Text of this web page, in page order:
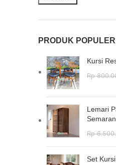
PRODUK POPULER
Kursi
Rp
Lemari
Rp
Set